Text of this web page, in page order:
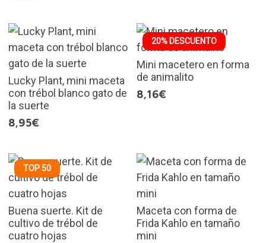
Lucky Plant, mini maceta
con trébol blanco gato de
la suerte
8,95€
20% DESCUENTO
Mini macetero en forma
de animalito
8,16€
TOP 50
Buena suerte. Kit de
cultivo de trébol de
cuatro hojas
Maceta con forma de
Frida Kahlo en tamaño
mini